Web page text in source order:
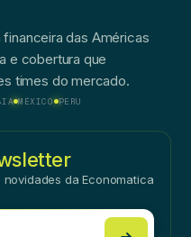
das Américas
e cobertura que
times do mercado.
MÉXICO PERU
da Economatica